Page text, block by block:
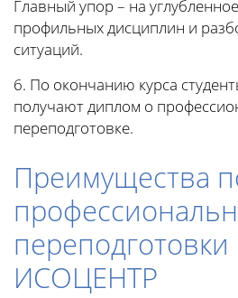
Главный упор – на
профильных дисциплин и
ситуаций.
6. По окончанию курса
получают диплом о
переподготовке.
Преимущества
переподготовки
ИСОЦЕНТР